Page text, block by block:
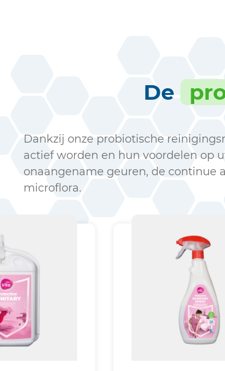
De
Dankzij onze probiotische
actief worden en hun voordelen op
onaangename geuren, de continue
microflora.